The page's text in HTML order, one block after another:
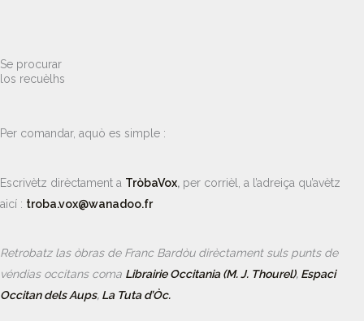
Se procurar
los recuèlhs
Per comandar, aquò es simple :
Escrivètz dirèctament a TròbaVox, per corrièl, a l’adreiça qu’avètz
aicí : troba.vox@wanadoo.fr
Retrobatz las òbras de Franc Bardòu dirèctament suls punts de
véndias occitans coma Librairie Occitania (M. J. Thourel), Espaci
Occitan dels Aups, La Tuta d’Òc.